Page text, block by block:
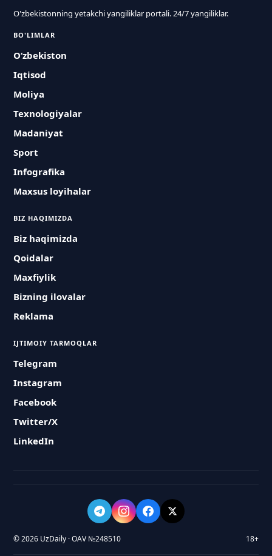
O'zbekistonning yetakchi yangiliklar portali. 24/7 yangiliklar.
BO'LIMLAR
O‘zbekiston
Iqtisod
Moliya
Texnologiyalar
Madaniyat
Sport
Infografika
Maxsus loyihalar
BIZ HAQIMIZDA
Biz haqimizda
Qoidalar
Maxfiylik
Bizning ilovalar
Reklama
IJTIMOIY TARMOQLAR
Telegram
Instagram
Facebook
Twitter/X
LinkedIn
© 2026 UzDaily · OAV №248510 18+